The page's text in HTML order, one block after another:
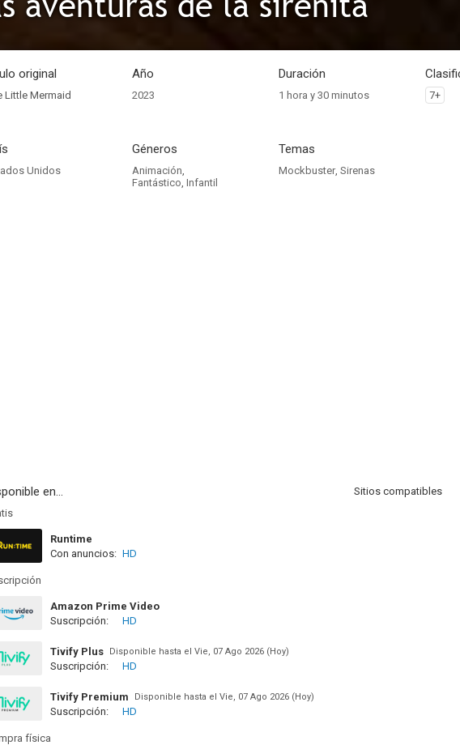
original
Little Mermaid
Año
2023
Duración
1 hora y 30 minutos 7+
Unidos
Géneros
Animación,
Fantástico, Infantil
Temas
Mockbuster, Sirenas
en...
Sitios compatibles
Runtime
Con anuncios: HD
Amazon Prime Video
Suscripción:
HD
Tivify Plus Disponible hasta el Vie, 07 Ago 2026 (Hoy)
Suscripción: HD
Tivify Premium Disponible hasta el Vie, 07 Ago 2026 (Hoy)
Suscripción: HD
física